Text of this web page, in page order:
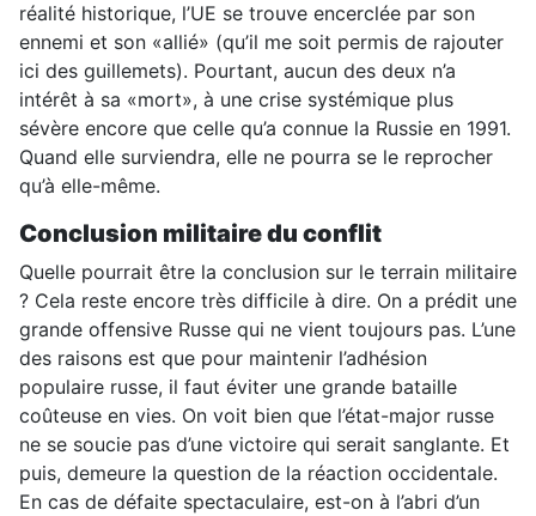
réalité historique, l’UE se trouve encerclée par son
ennemi et son «allié» (qu’il me soit permis de rajouter
ici des guillemets). Pourtant, aucun des deux n’a
intérêt à sa «mort», à une crise systémique plus
sévère encore que celle qu’a connue la Russie en 1991.
Quand elle surviendra, elle ne pourra se le reprocher
qu’à elle-même.
Conclusion militaire du conflit
Quelle pourrait être la conclusion sur le terrain militaire
? Cela reste encore très difficile à dire. On a prédit une
grande offensive Russe qui ne vient toujours pas. L’une
des raisons est que pour maintenir l’adhésion
populaire russe, il faut éviter une grande bataille
coûteuse en vies. On voit bien que l’état-major russe
ne se soucie pas d’une victoire qui serait sanglante. Et
puis, demeure la question de la réaction occidentale.
En cas de défaite spectaculaire, est-on à l’abri d’un